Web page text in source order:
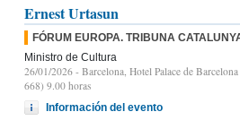
Ernest Urtasun
FÓRUM EUROPA. TRIBUNA
Ministro de Cultura
26/01/2026 - Barcelona, Hotel Palace de
668) 9.00 horas
Información del evento